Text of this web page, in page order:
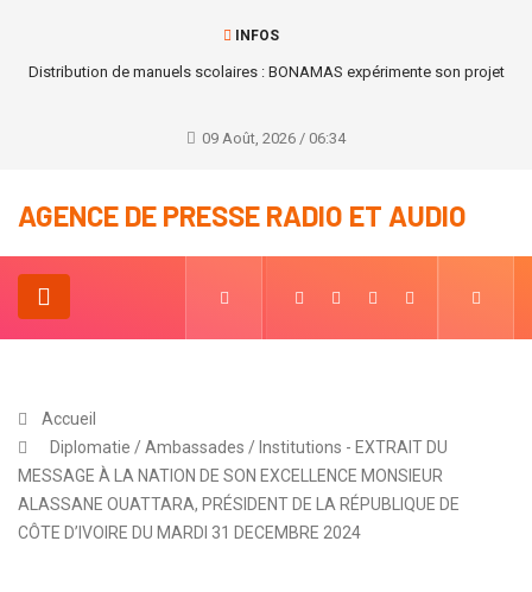
INFOS
Distribution de manuels scolaires : BONAMAS expérimente son projet
09 Août, 2026 / 06:34
AGENCE DE PRESSE RADIO ET AUDIO
Accueil
Diplomatie / Ambassades / Institutions - EXTRAIT DU
MESSAGE À LA NATION DE SON EXCELLENCE MONSIEUR
ALASSANE OUATTARA, PRÉSIDENT DE LA RÉPUBLIQUE DE
CÔTE D’IVOIRE DU MARDI 31 DECEMBRE 2024